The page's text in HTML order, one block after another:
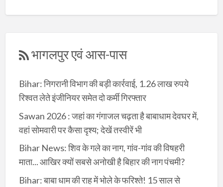
भागलपुर एवं आस-पास
Bihar: निगरानी विभाग की बड़ी कार्रवाई, 1.26 लाख रुपये
रिश्वत लेते इंजीनियर समेत दो कर्मी गिरफ्तार
Sawan 2026 : जहां का गंगाजल चढ़ता है बाबाधाम देवघर में,
वहां सोमवारी पर कैसा दृश्य; देखें तस्वीरें भी
Bihar News: शिव के गले का नाग, गांव-गांव की विषहरी
माता... आखिर क्यों सबसे अनोखी है बिहार की नाग पंचमी?
Bihar: बाबा धाम की राह में भोले के फरिश्ते! 15 साल से